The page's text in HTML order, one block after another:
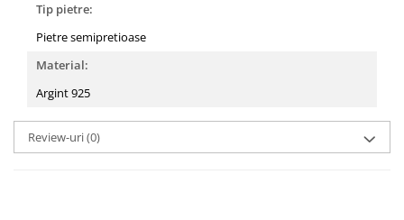
Tip pietre:
Pietre semipretioase
Material:
Argint 925
Review-uri(0)